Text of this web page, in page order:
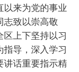
以来为党的事业
志致以崇高敬
上下坚持以习
导，深入学习
讲话重要指示精